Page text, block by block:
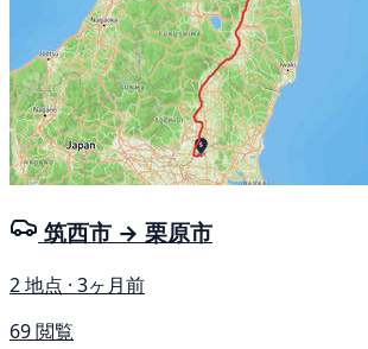
筑西市 → 栗原市
2 地点 · 3ヶ月前
69 閲覧